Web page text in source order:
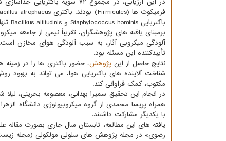
باکتریایی Staphylococcus hominis و Bacilkus altitudinis تنها در نمونه های مربوط به هوای مخازن نگهداری این آثار، جداسازی شدند.
برمبنای یافته های پژوهشگران، تقریباً نیمی از جامعه
تأییدکننده این مسئله بود.
نتایج حاصل از این پژوهش، حضور باکتری ها را در
شناخت آلاینده های باکتریایی هوا، می تواند به
مکتوب، کمک فراوانی کند.
در انجام این تحقیق سمیرا بهدانی، معصومه بحرینی،
همراه پریسا محمدی از گروه میکروبیولوژی دانشگاه
با یکدیگر مشارکت داشتند.
یافته های این مطالعه، تابستان سال جاری بصورت مقاله
رضوی» در مجله پژوهش های سلولی مولکولی (مجله زیست